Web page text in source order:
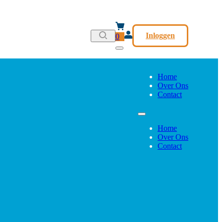
0 Inloggen
Home
Over Ons
Contact
Home
Over Ons
Contact